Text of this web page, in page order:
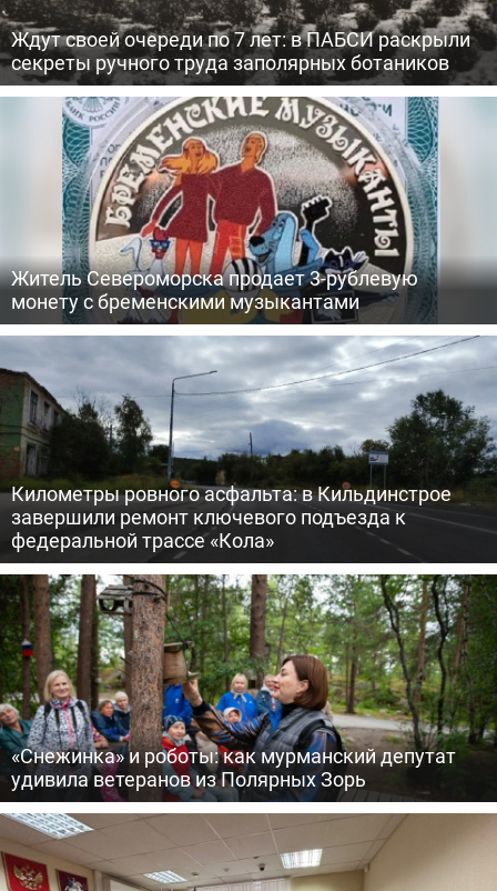
Ждут своей очереди по 7 лет: в ПАБСИ раскрыли
секреты ручного труда заполярных ботаников
Житель Североморска продает 3-рублевую
монету с бременскими музыкантами
Километры ровного асфальта: в Кильдинстрое
завершили ремонт ключевого подъезда к
федеральной трассе «Кола»
«Снежинка» и роботы: как мурманский депутат
удивила ветеранов из Полярных Зорь